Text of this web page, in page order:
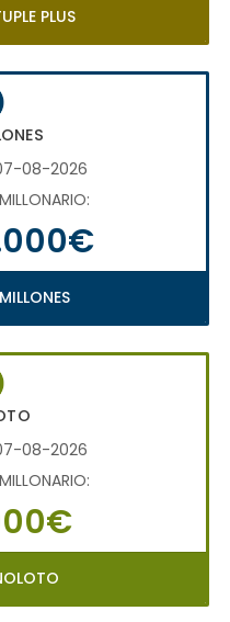
PLUS
08-2026
08-2026